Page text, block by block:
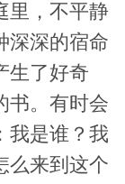
里，不平静
深深的宿命
生了好奇
书。有时会
我是谁？我
么来到这个